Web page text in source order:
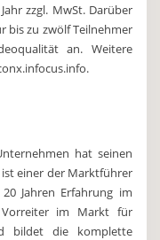
zzgl. MwSt. Darüber
bis zu zwölf Teilnehmer
an. Weitere
hat seinen
einer der Marktführer
Jahren Erfahrung im
Vorreiter im Markt für
bildet die komplette